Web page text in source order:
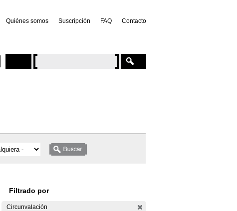
Quiénes somos Suscripción FAQ Contacto
Filtrado por
Circunvalación